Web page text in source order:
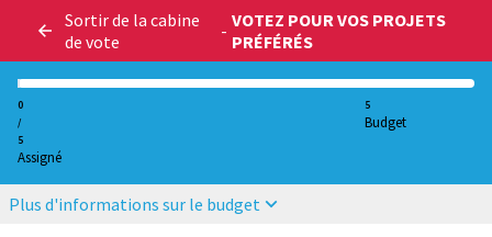
Sortir de la cabine
de vote
- VOTEZ POUR VOS PROJETS
PRÉFÉRÉS
0
/
5
Assigné
5
Budget
Plus d'informations sur le budget